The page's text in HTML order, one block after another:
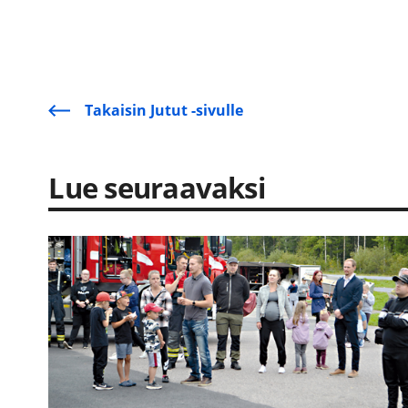
Takaisin Jutut -sivulle
Lue seuraavaksi